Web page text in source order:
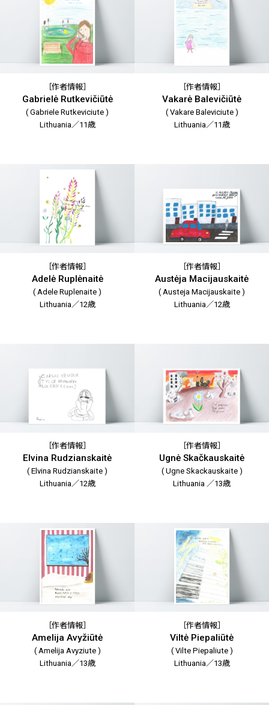
［作者情報］
Gabrielė Rutkevičiūtė
( Gabriele Rutkeviciute )
Lithuania／11歳
［作者情報］
Vakarė Balevičiūtė
( Vakare Baleviciute )
Lithuania／11歳
［作者情報］
Adelė Ruplėnaitė
( Adele Ruplenaite )
Lithuania／12歳
［作者情報］
Austėja Macijauskaitė
( Austeja Macijauskaite )
Lithuania／12歳
［作者情報］
Elvina Rudzianskaitė
( Elvina Rudzianskaite )
Lithuania／12歳
［作者情報］
Ugnė Skačkauskaitė
( Ugne Skackauskaite )
Lithuania ／13歳
［作者情報］
Amelija Avyžiūtė
( Amelija Avyziute )
Lithuania／13歳
［作者情報］
Viltė Piepaliūtė
( Vilte Piepaliute )
Lithuania／13歳